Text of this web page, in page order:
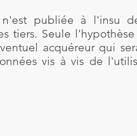
publiée à l'insu
tiers. Seule
acquéreur qui
vis à vis de